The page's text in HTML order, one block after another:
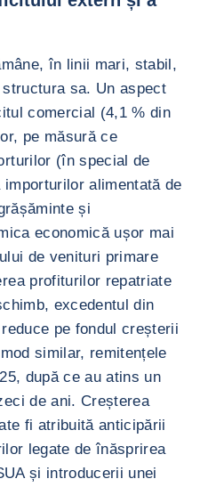
în linii mari, stabil,
sa. Un aspect
comercial (4,1 % din
pe măsură ce
(în special de
alimentată de
și
economică ușor mai
de venituri primare
profiturilor repatriate
excedentul din
pe fondul creșterii
similar, remitențele
după ce au atins un
de ani. Creșterea
fi atribuită anticipării
legate de înăsprirea
și introducerii unei